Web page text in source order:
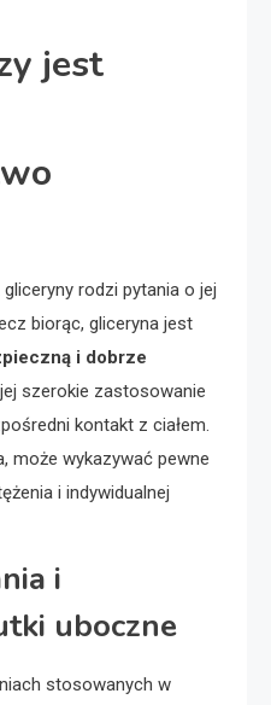
jest
rodzi pytania o jej
biorąc, gliceryna jest
i dobrze
szerokie zastosowanie
kontakt z ciałem.
może wykazywać pewne
i indywidualnej
i
uboczne
stosowanych w